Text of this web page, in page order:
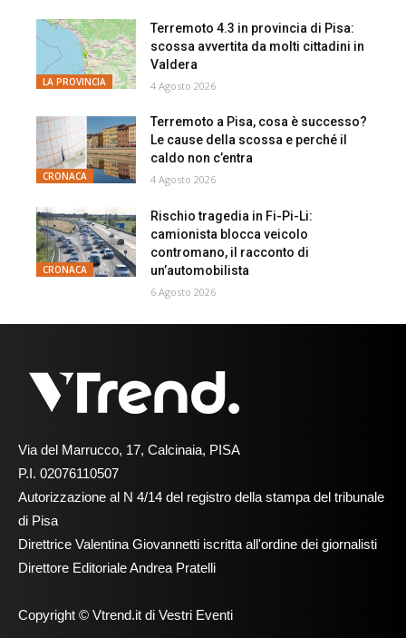
LA PROVINCIA
Terremoto 4.3 in provincia di Pisa:
scossa avvertita da molti cittadini in
Valdera
4 Agosto 2026
CRONACA
Terremoto a Pisa, cosa è successo?
Le cause della scossa e perché il
caldo non c’entra
4 Agosto 2026
CRONACA
Rischio tragedia in Fi-Pi-Li:
camionista blocca veicolo
contromano, il racconto di
un’automobilista
6 Agosto 2026
Via del Marrucco, 17, Calcinaia, PISA
P.I. 02076110507
Autorizzazione al N 4/14 del registro della stampa del tribunale
di Pisa
Direttrice Valentina Giovannetti iscritta all'ordine dei giornalisti
Direttore Editoriale Andrea Pratelli
Copyright © Vtrend.it di Vestri Eventi